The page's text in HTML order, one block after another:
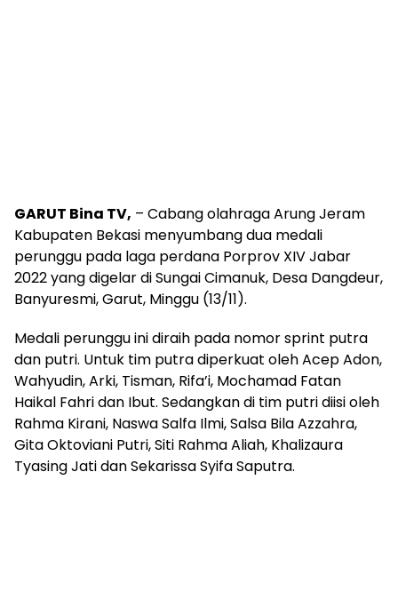
GARUT Bina TV, – Cabang olahraga Arung Jeram
Kabupaten Bekasi menyumbang dua medali
perunggu pada laga perdana Porprov XIV Jabar
2022 yang digelar di Sungai Cimanuk, Desa Dangdeur,
Banyuresmi, Garut, Minggu (13/11).
Medali perunggu ini diraih pada nomor sprint putra
dan putri. Untuk tim putra diperkuat oleh Acep Adon,
Wahyudin, Arki, Tisman, Rifa’i, Mochamad Fatan
Haikal Fahri dan Ibut. Sedangkan di tim putri diisi oleh
Rahma Kirani, Naswa Salfa Ilmi, Salsa Bila Azzahra,
Gita Oktoviani Putri, Siti Rahma Aliah, Khalizaura
Tyasing Jati dan Sekarissa Syifa Saputra.